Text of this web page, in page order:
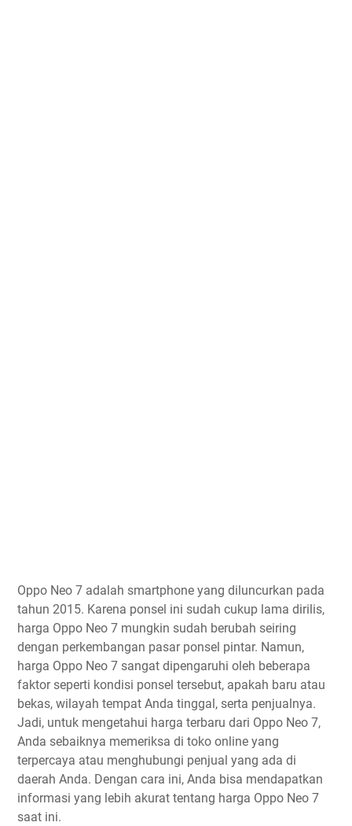
Oppo Neo 7 adalah smartphone yang diluncurkan pada
tahun 2015. Karena ponsel ini sudah cukup lama dirilis,
harga Oppo Neo 7 mungkin sudah berubah seiring
dengan perkembangan pasar ponsel pintar. Namun,
harga Oppo Neo 7 sangat dipengaruhi oleh beberapa
faktor seperti kondisi ponsel tersebut, apakah baru atau
bekas, wilayah tempat Anda tinggal, serta penjualnya.
Jadi, untuk mengetahui harga terbaru dari Oppo Neo 7,
Anda sebaiknya memeriksa di toko online yang
terpercaya atau menghubungi penjual yang ada di
daerah Anda. Dengan cara ini, Anda bisa mendapatkan
informasi yang lebih akurat tentang harga Oppo Neo 7
saat ini.